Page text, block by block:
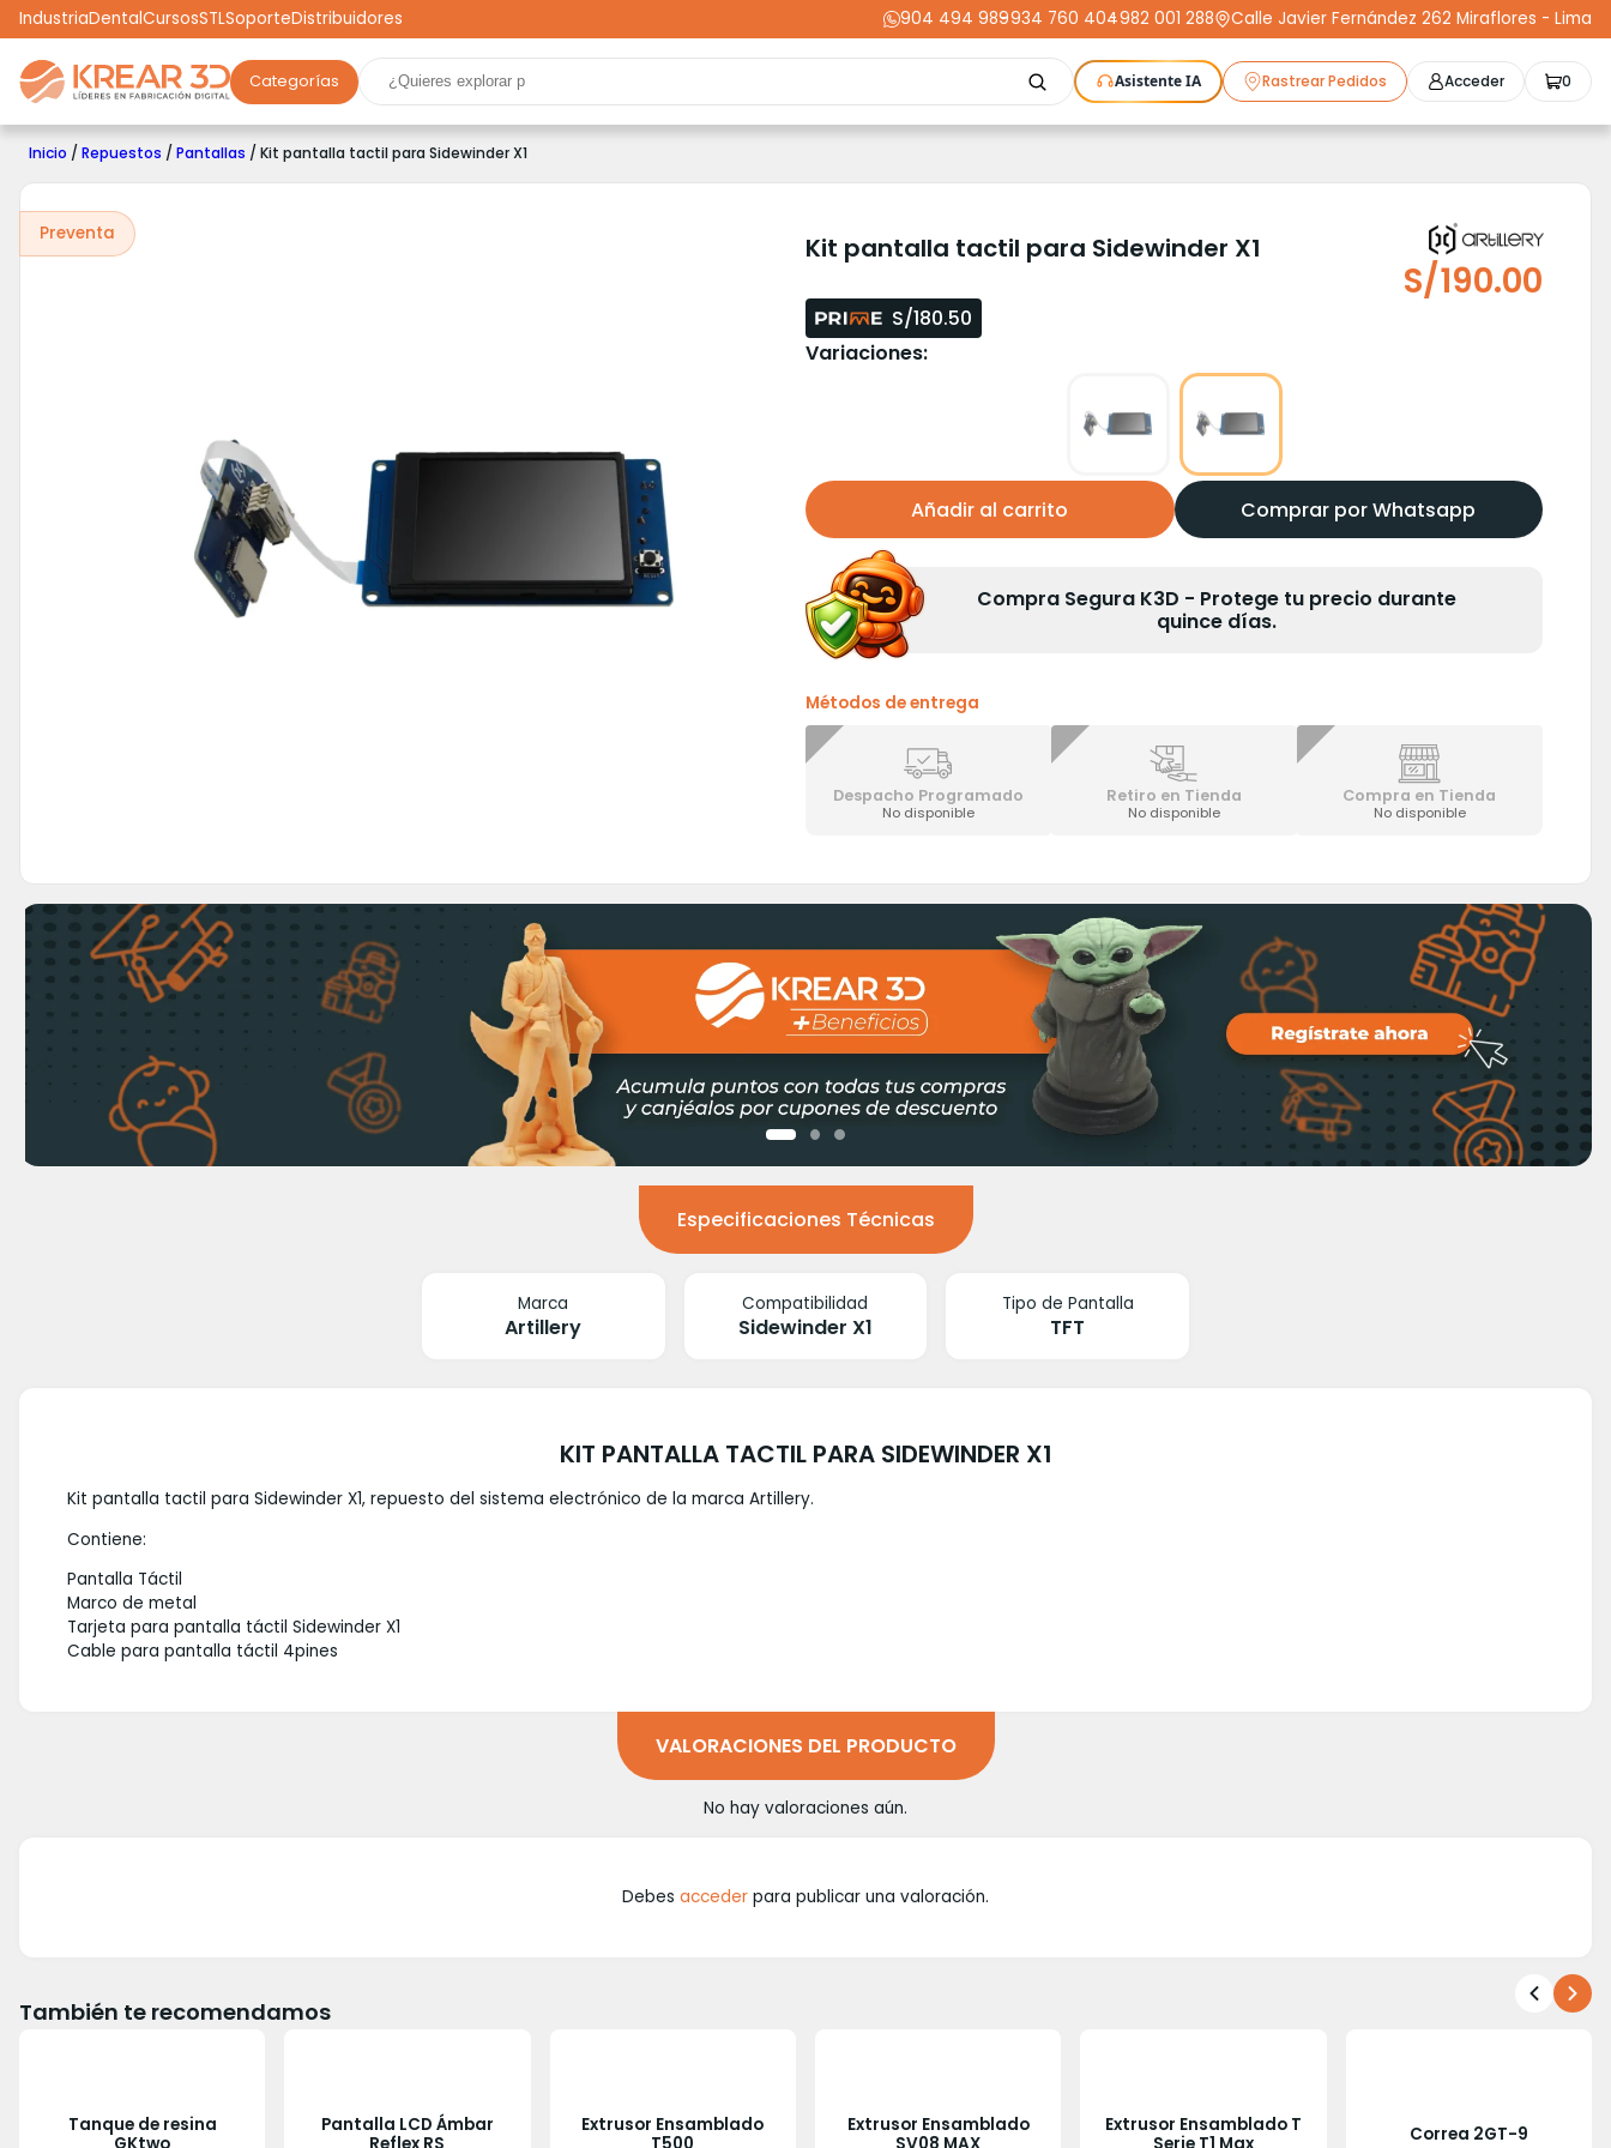
IndustriaDentalCursosSTLSoporteDistribuidores 904 494 989
-934 760 404
-982 001 288 Calle Javier Fernández 262 Miraflores - Lima
Categorías Asistente IA Rastrear Pedidos Acceder 0
Marcas Impresoras 3D Filamentos Resinas
Robótica
Scooters Drones Realidad Virtual Gaming Energía Dental Industria Liquidaciones
K3D
Compra Segura Cursos
STL
Inicio / Repuestos / Pantallas / Kit pantalla tactil para Sidewinder X1
Preventa Kit pantalla tactil para Sidewinder X1
S/190.00
S/180.50
Variaciones:
Añadir al carrito Comprar por Whatsapp
Compra Segura K3D - Protege tu precio durante
quince días.
Métodos de entrega
Despacho Programado
No disponible
Retiro en Tienda
No disponible
Compra en Tienda
No disponible
Especificaciones Técnicas
Marca
Artillery
Compatibilidad
Sidewinder X1
Tipo de Pantalla
TFT
KIT PANTALLA TACTIL PARA SIDEWINDER X1
Kit pantalla tactil para Sidewinder X1, repuesto del sistema electrónico de la marca Artillery.
Contiene:
Pantalla Táctil
Marco de metal
Tarjeta para pantalla táctil Sidewinder X1
Cable para pantalla táctil 4pines
VALORACIONES DEL PRODUCTO
No hay valoraciones aún.
Debes acceder para publicar una valoración.
También te recomendamos
Tanque de resina
GKtwo
Pantalla LCD Ámbar
Reflex RS
Extrusor Ensamblado
T500
Extrusor Ensamblado
SV08 MAX
Extrusor Ensamblado T
Serie T1 Max
Correa 2GT-9